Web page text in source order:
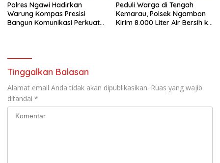
Polres Ngawi Hadirkan
Warung Kompas Presisi
Bangun Komunikasi Perkuat
Peduli Warga di Tengah
Kemarau, Polsek Ngambon
Kirim 8.000 Liter Air Bersih ke
Tinggalkan Balasan
Alamat email Anda tidak akan dipublikasikan. Ruas yang wajib
ditandai *